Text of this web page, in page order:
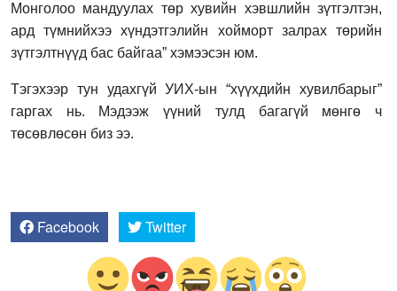
Монголоо мандуулах төр хувийн хэвшлийн зүтгэлтэн,
ард түмнийхээ хүндэтгэлийн хойморт залрах төрийн
зүтгэлтнүүд бас байгаа” хэмээсэн юм.
Тэгэхээр тун удахгүй УИХ-ын “хүүхдийн хувилбарыг”
гаргах нь. Мэдээж үүний тулд багагүй мөнгө ч
төсөвлөсөн биз ээ.
Facebook Twitter